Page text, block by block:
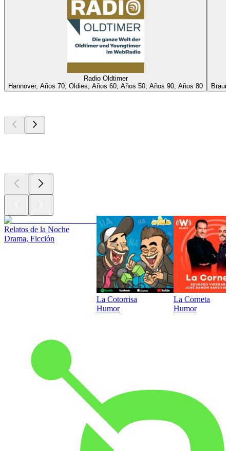
Radio Oldtimer
Hannover, Años 70, Oldies, Años 60, Años 50, Años 90, Años 80
Relatos de la Noche
Drama, Ficción
La Cotorrisa
Humor
La Corneta
Humor